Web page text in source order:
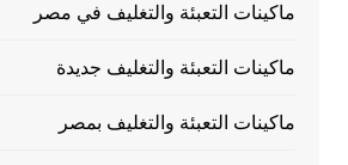
ماكينات التعبئة والتغليف في مصر
ماكينات التعبئة والتغليف جديدة
ماكينات التعبئة والتغليف بمصر